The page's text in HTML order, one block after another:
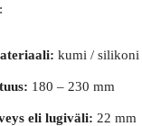
kumi / silikoni
180 – 230 mm
eli lugiväli: 22 mm